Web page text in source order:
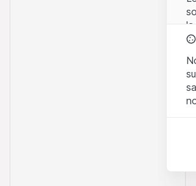
la